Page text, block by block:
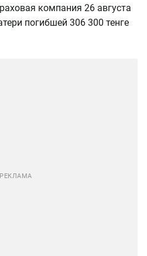
компания 26 августа
погибшей 306 300 тенге